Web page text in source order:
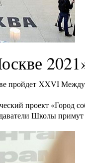
пройдет XXVI
проект «Город
Школы